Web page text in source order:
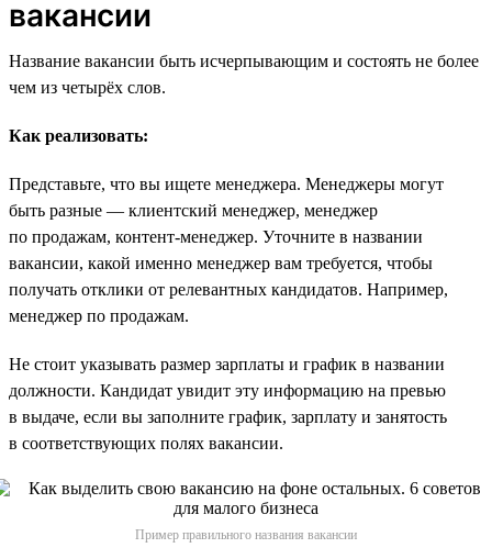
вакансии
Название вакансии быть исчерпывающим и состоять не более
чем из четырёх слов.
Как реализовать:
Представьте, что вы ищете менеджера. Менеджеры могут
быть разные — клиентский менеджер, менеджер
по продажам, контент-менеджер. Уточните в названии
вакансии, какой именно менеджер вам требуется, чтобы
получать отклики от релевантных кандидатов. Например,
менеджер по продажам.
Не стоит указывать размер зарплаты и график в названии
должности. Кандидат увидит эту информацию на превью
в выдаче, если вы заполните график, зарплату и занятость
в соответствующих полях вакансии.
Пример правильного названия вакансии